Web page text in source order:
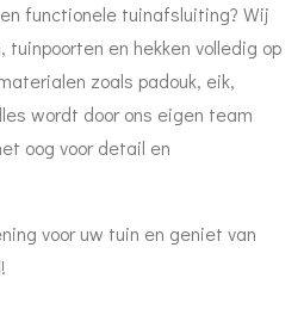
functionele tuinafsluiting? Wij
en hekken volledig op
zoals padouk, eik,
wordt door ons eigen team
oog voor detail en
voor uw tuin en geniet van